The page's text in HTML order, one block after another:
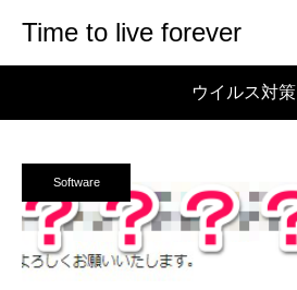
Time to live forever
ウイルス対策
Software